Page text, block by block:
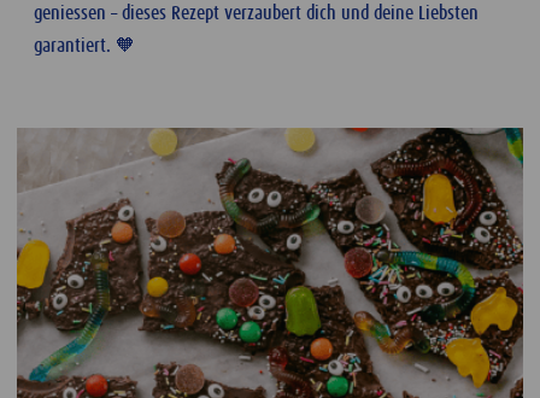
geniessen – dieses Rezept verzaubert dich und deine Liebsten
garantiert. 🧡